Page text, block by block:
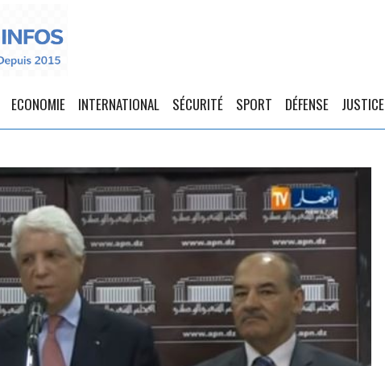
ECONOMIE INTERNATIONAL SÉCURITÉ SPORT DÉFENSE JUSTICE